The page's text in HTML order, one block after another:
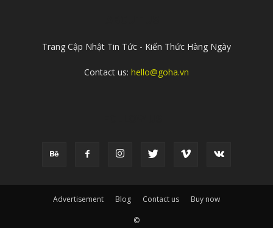
Trang Cập Nhật Tin Tức - Kiến Thức Hàng Ngày
Contact us: hello@goha.vn
Advertisement Blog Contact us Buy now
©